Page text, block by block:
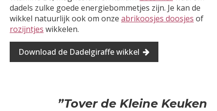
dadels zulke goede energiebommetjes zijn. Je kan de
wikkel natuurlijk ook om onze abrikoosjes doosjes of
rozijntjes wikkelen.
Download de Dadelgiraffe wikkel
”Tover de Kleine Keuken